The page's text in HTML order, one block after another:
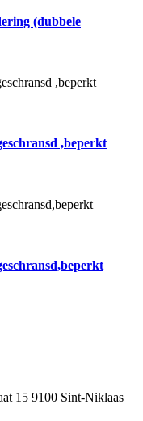
(dubbele
,beperkt
15 9100 Sint-Niklaas